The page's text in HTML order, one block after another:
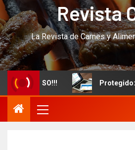
Revista
La Revista de Carnes y
CURSO!!! Protegido: